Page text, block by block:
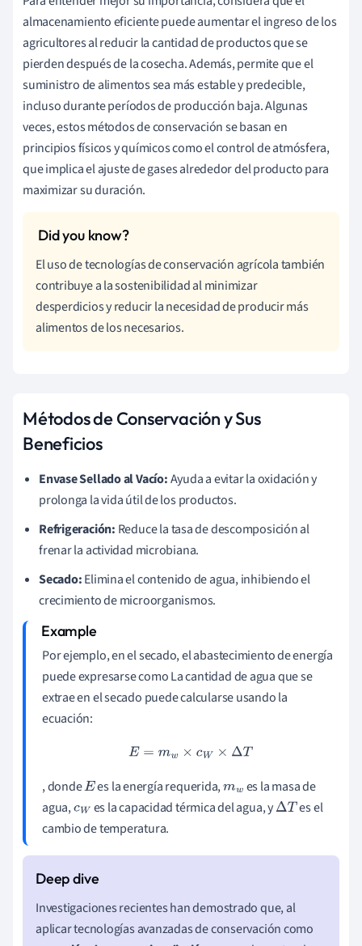
almacenamiento eficiente puede aumentar el ingreso de los
agricultores al reducir la cantidad de productos que se
pierden después de la cosecha. Además, permite que el
suministro de alimentos sea más estable y predecible,
incluso durante períodos de producción baja. Algunas
veces, estos métodos de conservación se basan en
principios físicos y químicos como el control de atmósfera,
que implica el ajuste de gases alrededor del producto para
maximizar su duración.
El uso de tecnologías de conservación agrícola también
contribuye a la sostenibilidad al minimizar
desperdicios y reducir la necesidad de producir más
alimentos de los necesarios.
Métodos de Conservación y Sus
Beneficios
Envase Sellado al Vacío:Ayuda a evitar la oxidación y
prolonga la vida útil de los productos.
Refrigeración: Reduce la tasa de descomposición al
frenar la actividad microbiana.
Secado:Elimina el contenido de agua, inhibiendo el
crecimiento de microorganismos.
Por ejemplo, en el secado, el abastecimiento de energía
puede expresarse como La cantidad de agua que se
extrae en el secado puede calcularse usando la
ecuación:
E=mw× cW× ΔT
, dondeE es la energía requerida,mw es la masa de
agua,cW es la capacidad térmica del agua, yΔT es el
cambio de temperatura.
Investigaciones recientes han demostrado que, al
aplicar tecnologías avanzadas de conservación como